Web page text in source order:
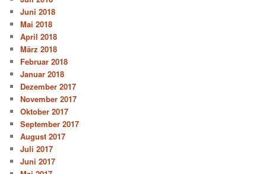
Juni 2018
Mai 2018
April 2018
März 2018
Februar 2018
Januar 2018
Dezember 2017
November 2017
Oktober 2017
September 2017
August 2017
Juli 2017
Juni 2017